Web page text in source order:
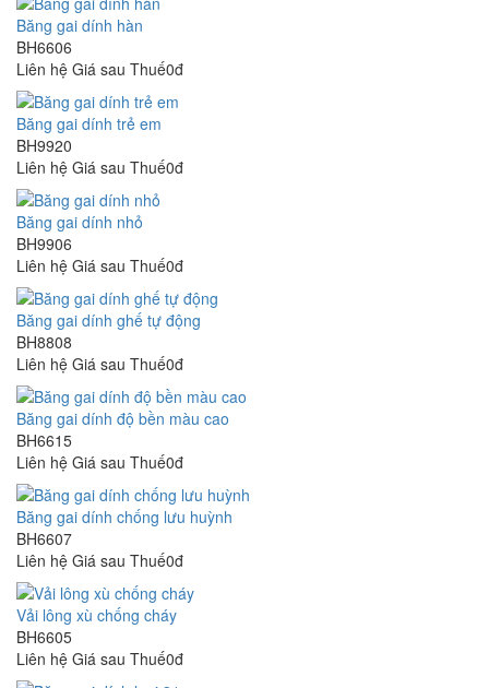
Băng gai dính hàn
BH6606
Liên hệ Giá sau Thuế0đ
Băng gai dính trẻ em
BH9920
Liên hệ Giá sau Thuế0đ
Băng gai dính nhỏ
BH9906
Liên hệ Giá sau Thuế0đ
Băng gai dính ghế tự động
BH8808
Liên hệ Giá sau Thuế0đ
Băng gai dính độ bền màu cao
BH6615
Liên hệ Giá sau Thuế0đ
Băng gai dính chống lưu huỳnh
BH6607
Liên hệ Giá sau Thuế0đ
Vải lông xù chống cháy
BH6605
Liên hệ Giá sau Thuế0đ